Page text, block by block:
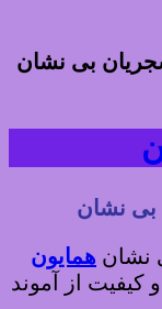
بی نشان
بی نشان
نشان همایون
کیفیت از آموند